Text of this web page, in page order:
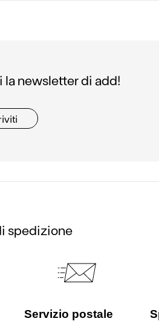
la newsletter di add!
spedizione
Servizio postale